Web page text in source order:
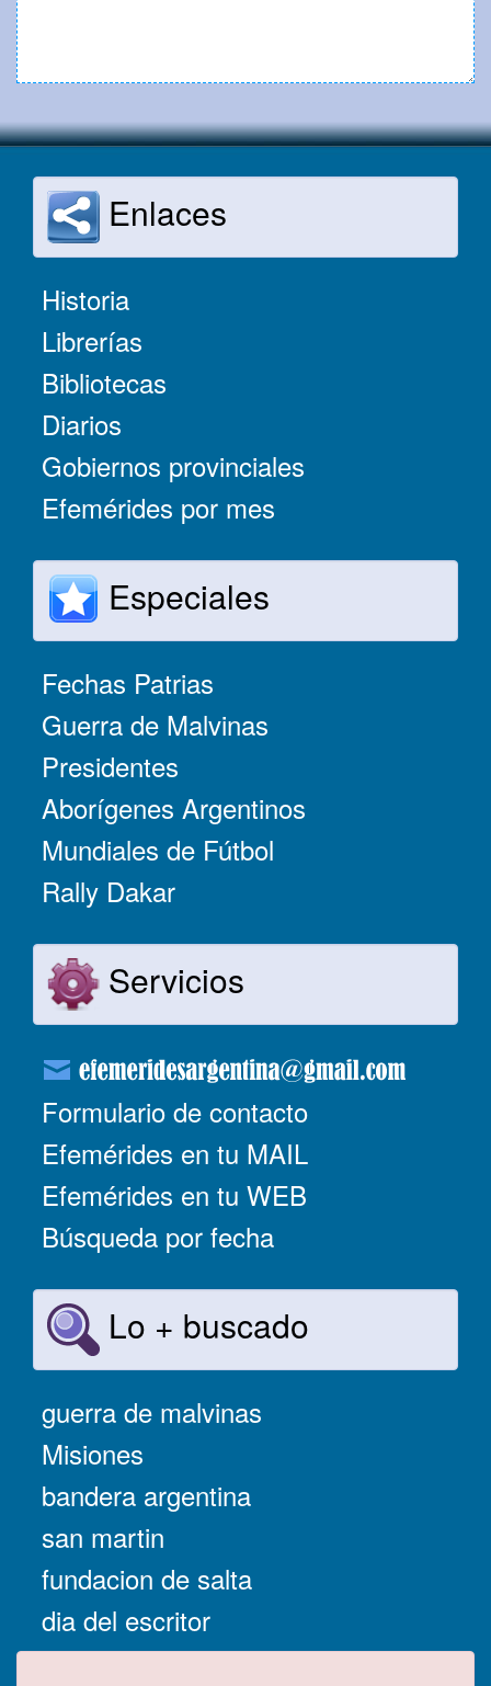
Enlaces
Historia
Librerías
Bibliotecas
Diarios
Gobiernos provinciales
Efemérides por mes
Especiales
Fechas Patrias
Guerra de Malvinas
Presidentes
Aborígenes Argentinos
Mundiales de Fútbol
Rally Dakar
Servicios
Formulario de contacto
Efemérides en tu MAIL
Efemérides en tu WEB
Búsqueda por fecha
Lo + buscado
guerra de malvinas
Misiones
bandera argentina
san martin
fundacion de salta
dia del escritor